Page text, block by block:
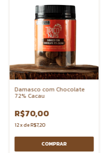
Damasco com Chocolate
72% Cacau
R$70,00
12xdeR$7,20
COMPRAR